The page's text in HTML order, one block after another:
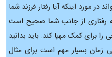
مورد اینکه آیا رفتار فرزند شما
رفتاری از جانب شما صحیح است
برای کمک مهیا کند. باید بدانید
زمان بسیار مهم است برای مثال